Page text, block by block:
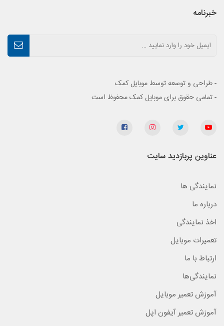
خبرنامه
- طراحی و توسعه توسط موبایل کمک
- تمامی حقوق برای موبایل کمک محفوظ است
عناوین پربازدید سایت
نمایندگی ها
درباره ما
اخذ نمایندگی
تعمیرات موبایل
ارتباط با ما
نمایندگی‌ها
آموزش تعمیر موبایل
آموزش تعمیر آیفون اپل